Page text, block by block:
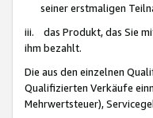
seiner erstmaligen
iii. das Produkt, das Sie
ihm bezahlt.
Die aus den einzelnen
Qualifizierten Verkäufe
Mehrwertsteuer),